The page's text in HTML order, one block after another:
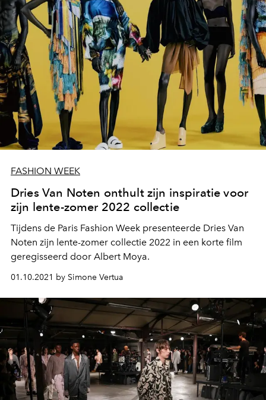
FASHION WEEK
Dries Van Noten onthult zijn inspiratie voor
zijn lente-zomer 2022 collectie
Tijdens de Paris Fashion Week presenteerde Dries Van
Noten zijn lente-zomer collectie 2022 in een korte film
geregisseerd door Albert Moya.
01.10.2021 by Simone Vertua